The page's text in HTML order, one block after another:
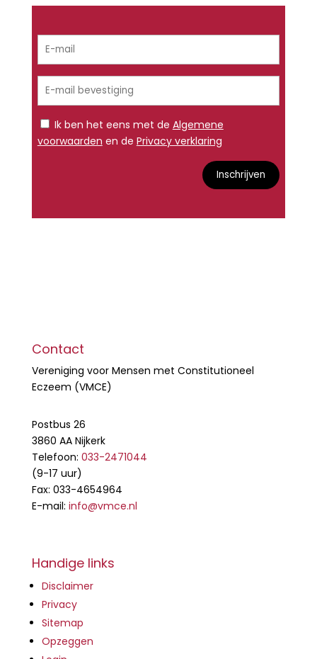
Ik ben het eens met de Algemene
voorwaarden en de Privacy verklaring
Inschrijven
Contact
Vereniging voor Mensen met Constitutioneel
Eczeem (VMCE)
Postbus 26
3860 AA Nijkerk
Telefoon: 033-2471044
(9-17 uur)
Fax: 033-4654964
E-mail: info@vmce.nl
Handige links
Disclaimer
Privacy
Sitemap
Opzeggen